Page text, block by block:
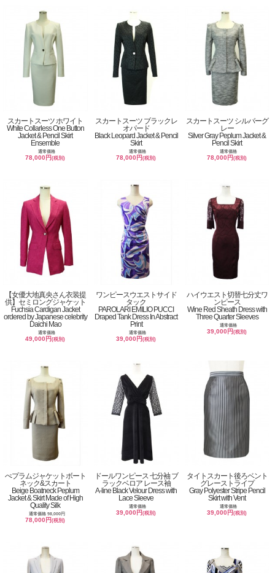
スカートスーツ ホワイト
White Collarless One Button
Jacket & Pencil Skirt
Ensemble
通常価格
78,000円(税別)
スカートスーツ ブラックレ
オパード
Black Leopard Jacket & Pencil
Skirt
通常価格
78,000円(税別)
スカートスーツ シルバーグ
レー
Silver Gray Peplum Jacket &
Pencil Skirt
通常価格
78,000円(税別)
【女優大地真央さん衣装提
供】セミロングジャケット
Fuchsia Cardigan Jacket
ordered by Japanese celebrity
Daichi Mao
通常価格
49,000円(税別)
ワンピースウエストサイド
タック
PAROLARI EMILIO PUCCI
Draped Tank Dress In Abstract
Print
通常価格
39,000円(税別)
ハイウエスト切替七分丈ワ
ンピース
Wine Red Sheath Dress with
Three Quarter Sleeves
通常価格
39,000円(税別)
ぺプラムジャケットボート
ネック&スカート
Beige Boatneck Peplum
Jacket & Skirt Made of High
Quality Silk
通常価格 98,000円
78,000円(税別)
ドールワンピース 七分袖 ブ
ラックベロア レース袖
A-line Black Velour Dress with
Lace Sleeve
通常価格
39,000円(税別)
タイトスカート後ろベント
グレーストライプ
Gray Polyester Stripe Pencil
Skirt with Vent
通常価格
39,000円(税別)